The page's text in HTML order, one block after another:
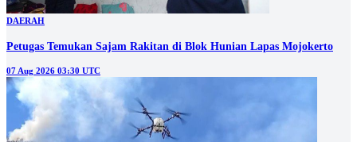
DAERAH
Petugas Temukan Sajam Rakitan di Blok Hunian Lapas Mojokerto
07 Aug 2026 03:30 UTC